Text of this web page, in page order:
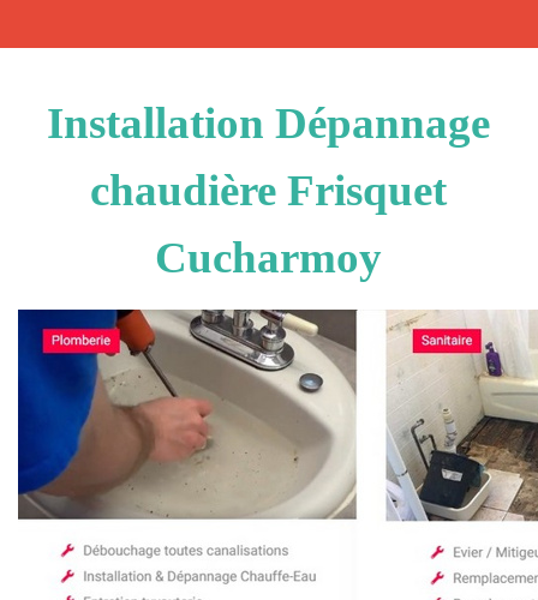
Installation Dépannage
chaudière Frisquet
Cucharmoy